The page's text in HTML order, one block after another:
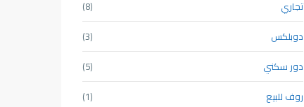
تجاري
(8)
دوبلكس
(3)
دور سكني
(5)
روف للبيع
(1)